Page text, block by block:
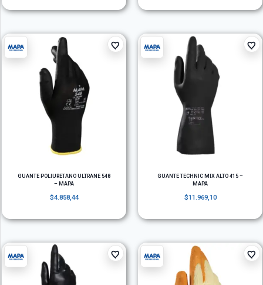
GUANTE POLIURETANO ULTRANE 548
– MAPA
$4.858,44
GUANTE TECHNIC MIX ALTO 415 –
MAPA
$11.969,10